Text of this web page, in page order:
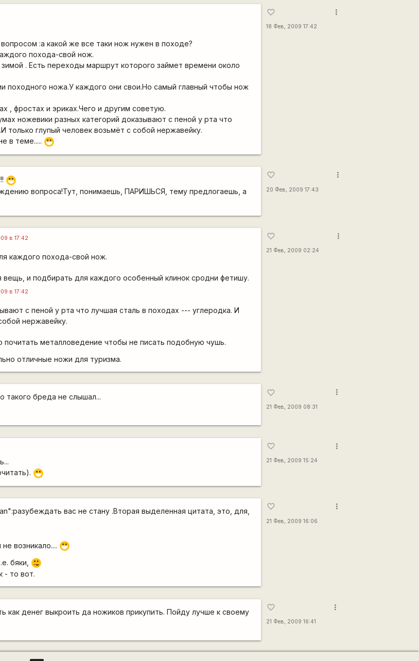
:а какой же все таки нож нужен в походе?
похода-свой нож.
. Есть переходы маршрут которого займет времени около
походного ножа.У каждого они свои.Но самый главный чтобы нож
, фростах и эриках.Чего и другим советую.
ножевики разных категорий доказывают с пеной у рта что
только глупый человек возьмёт с собой нержавейку.
в теме..... :D
favorite_border
18 Фев, 2009 17:42
more_vert
:D
вопроса!Тут, понимаешь, ПАРИШЬСЯ, тему предлогаешь, а
favorite_border
20 Фев, 2009 17:43
more_vert
в 17:42
каждого похода-свой нож.
и подбирать для каждого особенный клинок сродни фетишу.
в 17:42
с пеной у рта что лучшая сталь в походах --- углеродка. И
нержавейку.
почитать металловедение чтобы не писать подобную чушь.
отличные ножи для туризма.
favorite_border
21 Фев, 2009 02:24
more_vert
такого бреда не слышал...
favorite_border
21 Фев, 2009 08:31
more_vert
:D
favorite_border
21 Фев, 2009 15:24
more_vert
вас не стану .Вторая выделенная цитата, это, для,
возникало.... :D
бяки,
:P
- то вот.
favorite_border
21 Фев, 2009 16:06
more_vert
как денег выкроить да ножиков прикупить. Пойду лучше к своему
favorite_border
21 Фев, 2009 16:41
more_vert